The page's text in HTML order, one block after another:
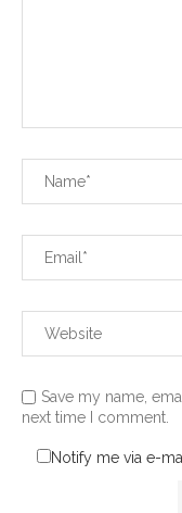
Save my name,
next time I comment.
Notify me via e-